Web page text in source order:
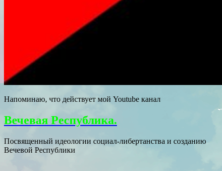
Напоминаю, что действует мой Youtube канал
Вечевая Республика.
Посвященный идеологии социал-либертанства и созданию
Вечевой Республики